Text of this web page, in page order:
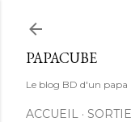
PAPACUBE
Le blog BD d'un papa
ACCUEIL